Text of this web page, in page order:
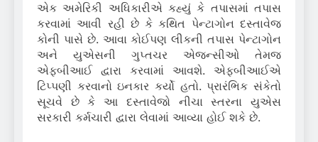
એક અમેરિકી અધિકારીએ કહ્યું કે તપાસમાં તપાસ
કરવામાં આવી રહી છે કે કથિત પેન્ટાગોન દસ્તાવેજ
કોની પાસે છે. આવા કોઈપણ લીકની તપાસ પેન્ટાગોન
અને યુએસની ગુપ્તચર એજન્સીઓ તેમજ
એફબીઆઈ દ્વારા કરવામાં આવશે. એફબીઆઈએ
ટિપ્પણી કરવાનો ઇનકાર કર્યો હતો. પ્રારંભિક સંકેતો
સૂચવે છે કે આ દસ્તાવેજો નીચા સ્તરના યુએસ
સરકારી કર્મચારી દ્વારા લેવામાં આવ્યા હોઈ શકે છે.